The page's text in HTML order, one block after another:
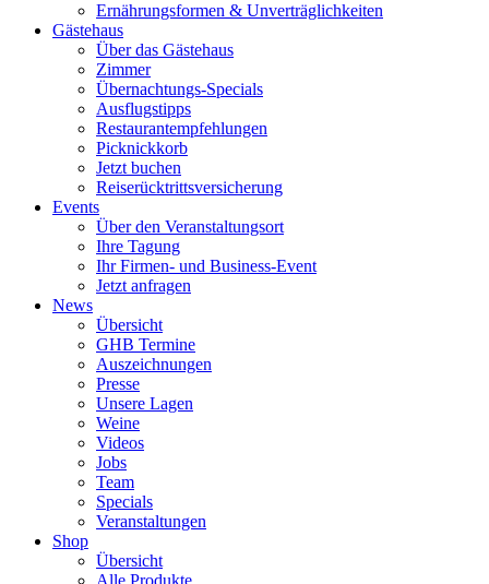
Ernährungsformen & Unverträglichkeiten
Gästehaus
Über das Gästehaus
Zimmer
Übernachtungs-Specials
Ausflugstipps
Restaurantempfehlungen
Picknickkorb
Jetzt buchen
Reiserücktrittsversicherung
Events
Über den Veranstaltungsort
Ihre Tagung
Ihr Firmen- und Business-Event
Jetzt anfragen
News
Übersicht
GHB Termine
Auszeichnungen
Presse
Unsere Lagen
Weine
Videos
Jobs
Team
Specials
Veranstaltungen
Shop
Übersicht
Alle Produkte